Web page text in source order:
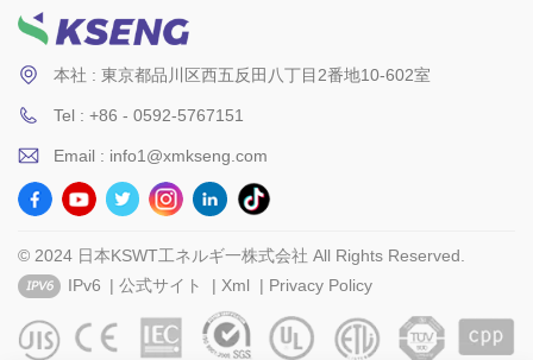
本社 : 東京都品川区西五反田八丁目2番地10-602室
Tel : +86 - 0592-5767151
Email : info1@xmkseng.com
© 2024 日本KSWT工ネルギ一株式会社 All Rights Reserved.
IPv6 | 公式サイト | Xml | Privacy Policy